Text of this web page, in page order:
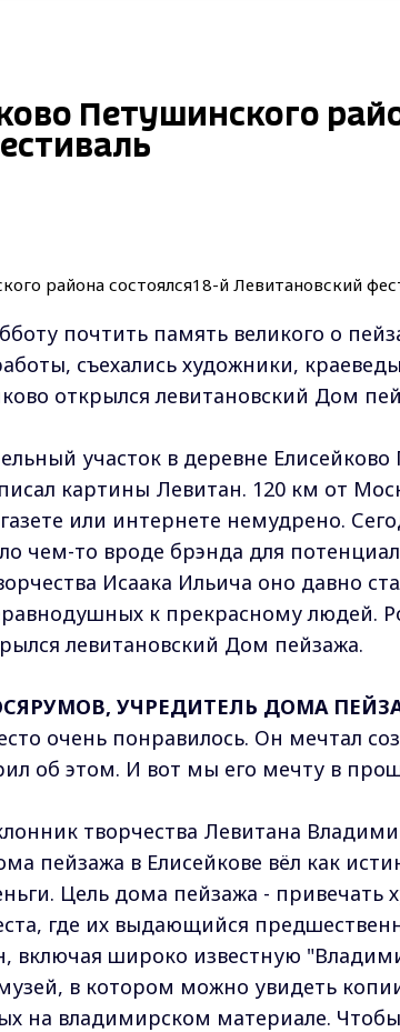
Петушинского
почтить память великого о
съехались художники,
открылся левитановский Дом
участок в деревне
картины Левитан. 120 км от
или интернете немудрено.
чем-то вроде брэнда для
Исаака Ильича оно давно
к прекрасному людей.
левитановский Дом пейзажа.
УЧРЕДИТЕЛЬ ДОМА
очень понравилось. Он мечтал
об этом. И вот мы его мечту в
творчества Левитана
пейзажа в Елисейкове вёл как
Цель дома пейзажа -
где их выдающийся
включая широко известную
в котором можно увидеть
на владимирском материале.